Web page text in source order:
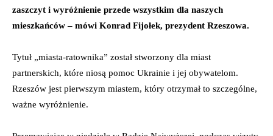
zaszczyt i wyróżnienie przede wszystkim dla naszych
mieszkańców – mówi Konrad Fijołek, prezydent Rzeszowa.
Tytuł „miasta-ratownika” został stworzony dla miast
partnerskich, które niosą pomoc Ukrainie i jej obywatelom.
Rzeszów jest pierwszym miastem, który otrzymał to szczególne,
ważne wyróżnienie.